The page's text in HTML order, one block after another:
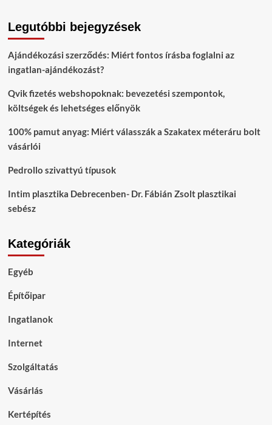
Legutóbbi bejegyzések
Ajándékozási szerződés: Miért fontos írásba foglalni az
ingatlan-ajándékozást?
Qvik fizetés webshopoknak: bevezetési szempontok,
költségek és lehetséges előnyök
100% pamut anyag: Miért válasszák a Szakatex méteráru bolt
vásárlói
Pedrollo szivattyú típusok
Intim plasztika Debrecenben- Dr. Fábián Zsolt plasztikai
sebész
Kategóriák
Egyéb
Építőipar
Ingatlanok
Internet
Szolgáltatás
Vásárlás
Kertépítés